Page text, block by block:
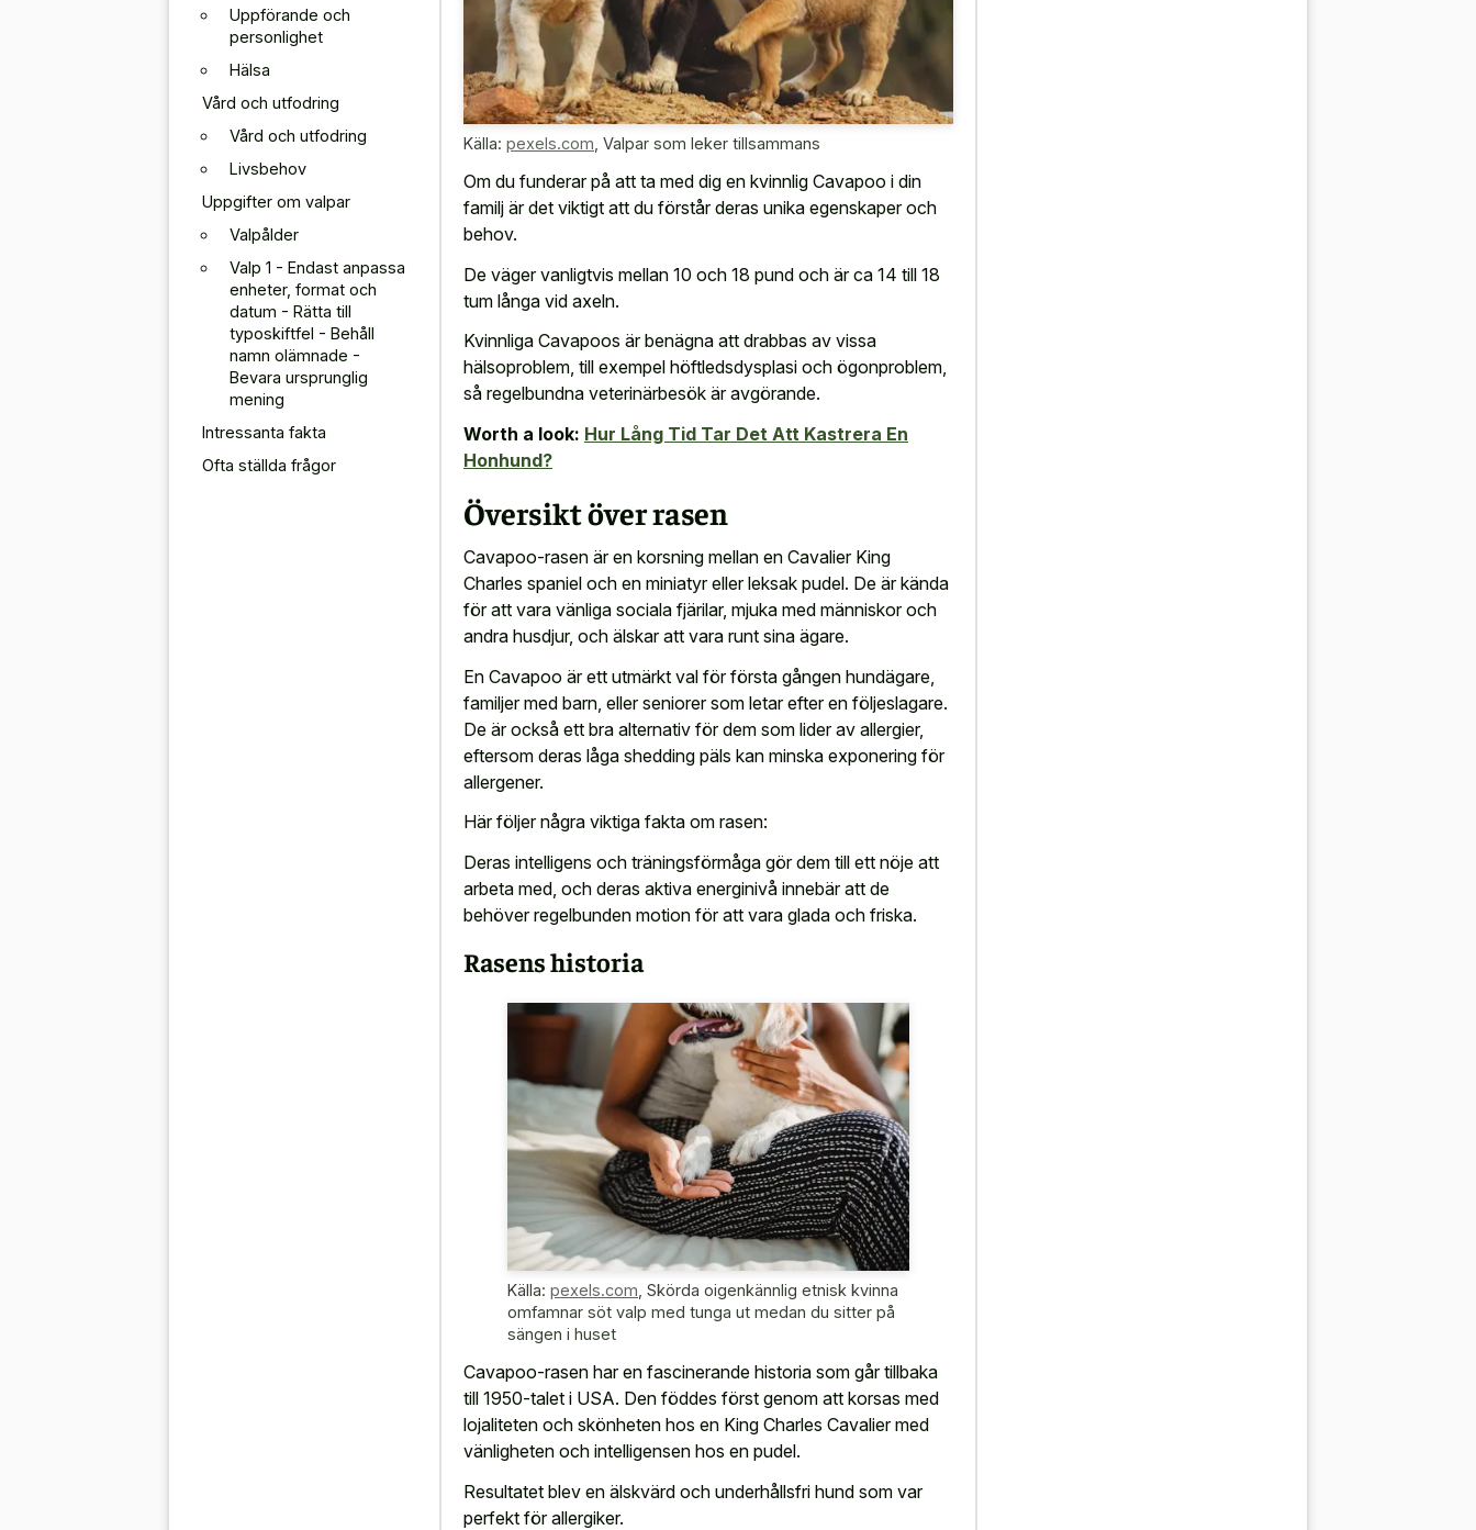
Uppförande och
personlighet
Hälsa
Vård och utfodring
Vård och utfodring
Livsbehov
Uppgifter om valpar
Valpålder
Valp 1 - Endast anpassa
enheter, format och
datum - Rätta till
typoskiftfel - Behåll
namn olämnade -
Bevara ursprunglig
mening
Intressanta fakta
Ofta ställda frågor
Källa: pexels.com Valpar som leker tillsammans
Om du funderar på att ta med dig en kvinnlig Cavapoo i din
familj är det viktigt att du förstår deras unika egenskaper och
behov.
De väger vanligtvis mellan 10 och 18 pund och är ca 14 till 18
tum långa vid axeln.
Kvinnliga Cavapoos är benägna att drabbas av vissa
hälsoproblem, till exempel höftledsdysplasi och ögonproblem,
så regelbundna veterinärbesök är avgörande.
Worth a look: Hur Lång Tid Tar Det Att Kastrera En
Honhund?
Översikt över rasen
Cavapoo-rasen är en korsning mellan en Cavalier King
Charles spaniel och en miniatyr eller leksak pudel. De är kända
för att vara vänliga sociala fjärilar, mjuka med människor och
andra husdjur, och älskar att vara runt sina ägare.
En Cavapoo är ett utmärkt val för första gången hundägare,
familjer med barn, eller seniorer som letar efter en följeslagare.
De är också ett bra alternativ för dem som lider av allergier,
eftersom deras låga shedding päls kan minska exponering för
allergener.
Här följer några viktiga fakta om rasen:
Deras intelligens och träningsförmåga gör dem till ett nöje att
arbeta med, och deras aktiva energinivå innebär att de
behöver regelbunden motion för att vara glada och friska.
Rasens historia
Källa: pexels.com Skörda oigenkännlig etnisk kvinna
omfamnar söt valp med tunga ut medan du sitter på
sängen i huset
Cavapoo-rasen har en fascinerande historia som går tillbaka
till 1950-talet i USA. Den föddes först genom att korsas med
lojaliteten och skönheten hos en King Charles Cavalier med
vänligheten och intelligensen hos en pudel.
Resultatet blev en älskvärd och underhållsfri hund som var
perfekt för allergiker.